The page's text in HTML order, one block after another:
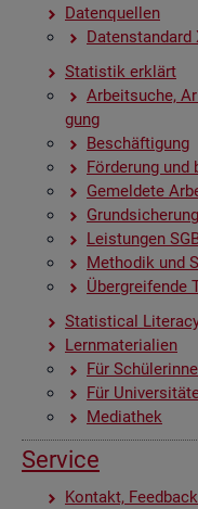
Da­ten­quel­len
Da­ten­stan­dard
Sta­tis­tik er­klärt
Ar­beit­su­che,
gung
Be­schäf­ti­gung
För­de­rung
Ge­mel­de­te
Leis­tun­gen
Me­tho­dik und
Über­grei­fen­de
Sta­ti­s­ti­cal
Lern­ma­te­ria­li­en
Für
Für
Me­dia­thek
Ser­vice
Kon­takt,